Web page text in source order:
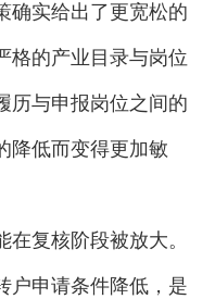
确实给出了更宽松的
格的产业目录与岗位
历与申报岗位之间的
降低而变得更加敏
复核阶段被放大。
申请条件降低，是